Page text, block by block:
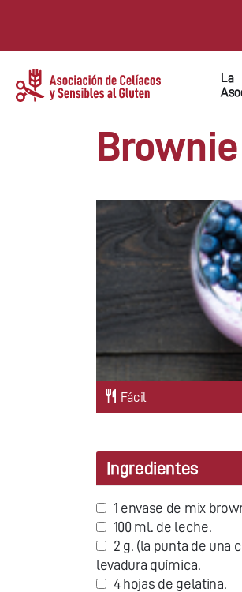
La
Fácil
Ingredientes
1 envase de mix
100 ml. de leche.
2 g. (la punta de una
levadura química.
4 hojas de gelatina.